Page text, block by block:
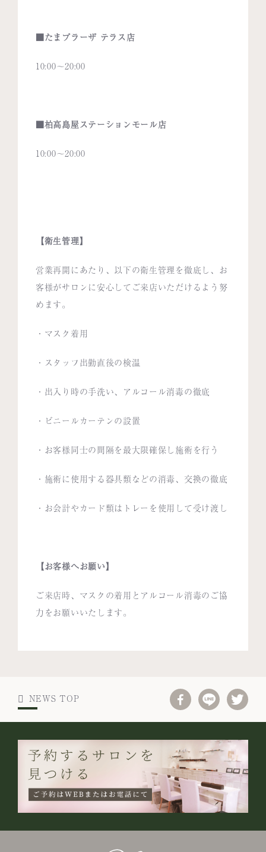
■たまプラーザ テラス店
10:00〜20:00
■柏高島屋ステーションモール店
10:00～20:00
【衛生管理】
営業再開にあたり、以下の衛生管理を徹底し、お
客様がサロンに安心してご来店いただけるよう努
めます。
・マスク着用
・スタッフ出勤直後の検温
・出入り時の手洗い、アルコール消毒の徹底
・ビニールカーテンの設置
・お客様同士の間隔を最大限確保し施術を行う
・施術に使用する器具類などの消毒、交換の徹底
・お会計やカード類はトレーを使用して受け渡し
【お客様へお願い】
ご来店時、マスクの着用とアルコール消毒のご協
力をお願いいたします。
NEWS TOP